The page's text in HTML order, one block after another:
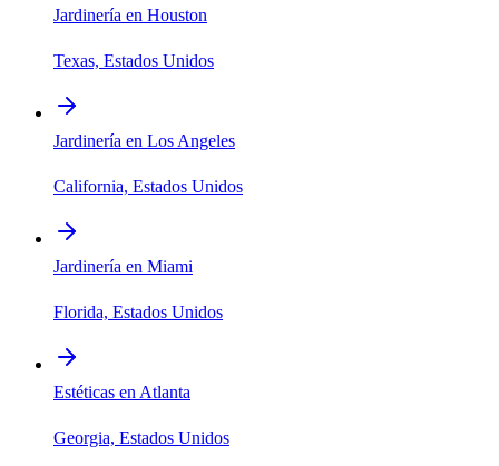
Jardinería en Houston
Texas, Estados Unidos
Jardinería en Los Angeles
California, Estados Unidos
Jardinería en Miami
Florida, Estados Unidos
Estéticas en Atlanta
Georgia, Estados Unidos